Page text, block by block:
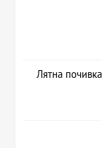
Лятна